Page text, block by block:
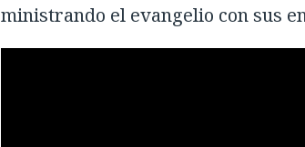
ministrando el evangelio con sus